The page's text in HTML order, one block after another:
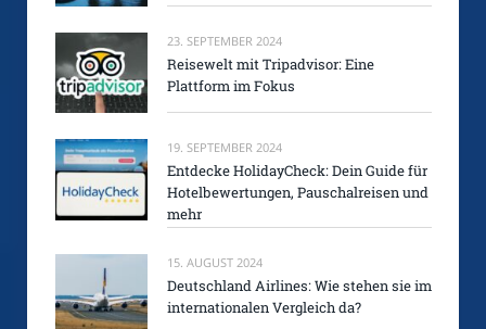
23. SEPTEMBER 2024
Reisewelt mit Tripadvisor: Eine
Plattform im Fokus
19. SEPTEMBER 2024
Entdecke HolidayCheck: Dein Guide für
Hotelbewertungen, Pauschalreisen und
mehr
15. AUGUST 2024
Deutschland Airlines: Wie stehen sie im
internationalen Vergleich da?